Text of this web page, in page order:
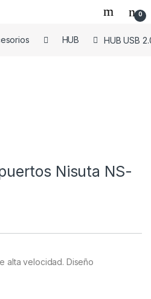
0
HUB HUB USB
Nisuta NS-
alta velocidad. Diseño